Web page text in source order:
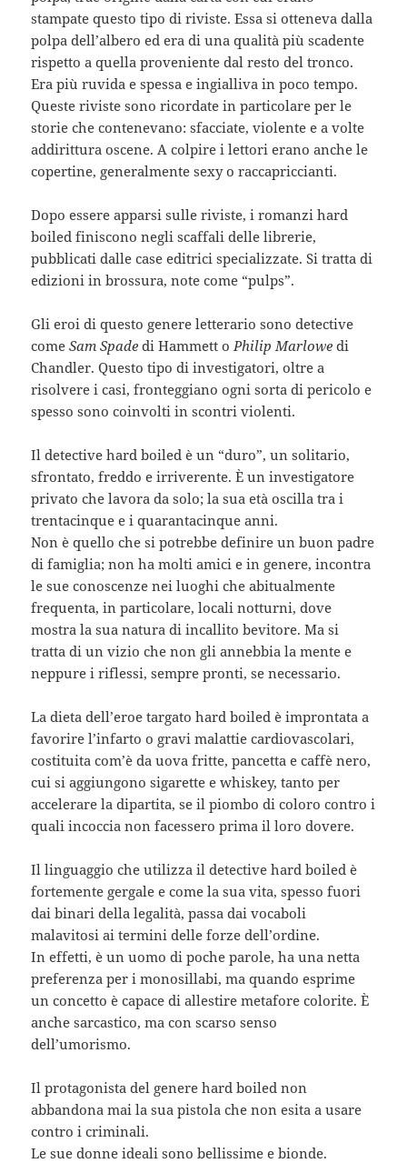
stampate questo tipo di riviste. Essa si otteneva dalla
polpa dell’albero ed era di una qualità più scadente
rispetto a quella proveniente dal resto del tronco.
Era più ruvida e spessa e ingialliva in poco tempo.
Queste riviste sono ricordate in particolare per le
storie che contenevano: sfacciate, violente e a volte
addirittura oscene. A colpire i lettori erano anche le
copertine, generalmente sexy o raccapriccianti.
Dopo essere apparsi sulle riviste, i romanzi hard
boiled finiscono negli scaffali delle librerie,
pubblicati dalle case editrici specializzate. Si tratta di
edizioni in brossura, note come “pulps”.
Gli eroi di questo genere letterario sono detective
comeSam Spade di Hammett o Philip Marlowe di
Chandler. Questo tipo di investigatori, oltre a
risolvere i casi, fronteggiano ogni sorta di pericolo e
spesso sono coinvolti in scontri violenti.
Il detective hard boiled è un “duro”, un solitario,
sfrontato, freddo e irriverente. È un investigatore
privato che lavora da solo; la sua età oscilla tra i
trentacinque e i quarantacinque anni.
Non è quello che si potrebbe definire un buon padre
di famiglia; non ha molti amici e in genere, incontra
le sue conoscenze nei luoghi che abitualmente
frequenta, in particolare, locali notturni, dove
mostra la sua natura di incallito bevitore. Ma si
tratta di un vizio che non gli annebbia la mente e
neppure i riflessi, sempre pronti, se necessario.
La dieta dell’eroe targato hard boiled è improntata a
favorire l’infarto o gravi malattie cardiovascolari,
costituita com’è da uova fritte, pancetta e caffè nero,
cui si aggiungono sigarette e whiskey, tanto per
accelerare la dipartita, se il piombo di coloro contro i
quali incoccia non facessero prima il loro dovere.
Il linguaggio che utilizza il detective hard boiled è
fortemente gergale e come la sua vita, spesso fuori
dai binari della legalità, passa dai vocaboli
malavitosi ai termini delle forze dell’ordine.
In effetti, è un uomo di poche parole, ha una netta
preferenza per i monosillabi, ma quando esprime
un concetto è capace di allestire metafore colorite. È
anche sarcastico, ma con scarso senso
dell’umorismo.
Il protagonista del genere hard boiled non
abbandona mai la sua pistola che non esita a usare
contro i criminali.
Le sue donne ideali sono bellissime e bionde.